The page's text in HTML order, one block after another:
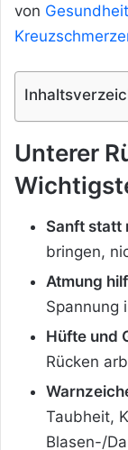
von
Unterer
Sanft statt
bringen,
Atmung
Spannung
Hüfte und
Rücken
Taubheit,
Blasen-/